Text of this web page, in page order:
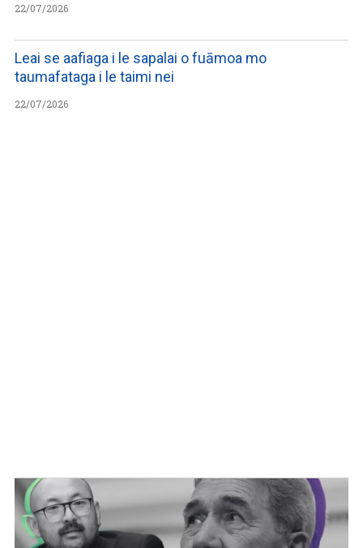
22/07/2026
Leai se aafiaga i le sapalai o fuāmoa mo
taumafataga i le taimi nei
22/07/2026